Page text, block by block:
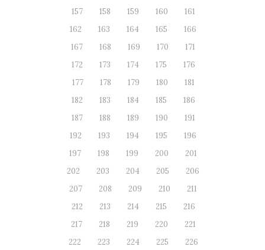
157
158 159 160
161
162
163 164 165
166
167
168 169 170
171
172
173 174 175
176
177
178 179 180
181
182
183 184 185
186
187
188 189 190
191
192
193 194 195
196
197
198 199 200
201
202
203 204 205
206
207
208 209 210
211
212
213 214 215
216
217
218 219 220
221
222
223 224 225
226